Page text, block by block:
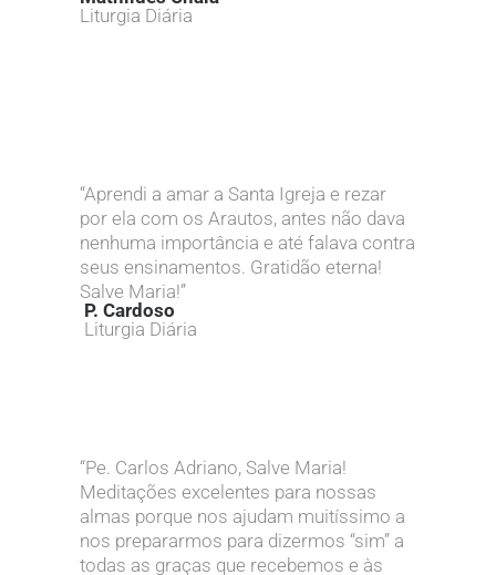
Liturgia Diária
“Aprendi a amar a Santa Igreja e rezar
por ela com os Arautos, antes não dava
nenhuma importância e até falava contra
seus ensinamentos. Gratidão eterna!
Salve Maria!”
P. Cardoso
Liturgia Diária
“Pe. Carlos Adriano, Salve Maria!
Meditações excelentes para nossas
almas porque nos ajudam muitíssimo a
nos prepararmos para dizermos “sim” a
todas as graças que recebemos e às